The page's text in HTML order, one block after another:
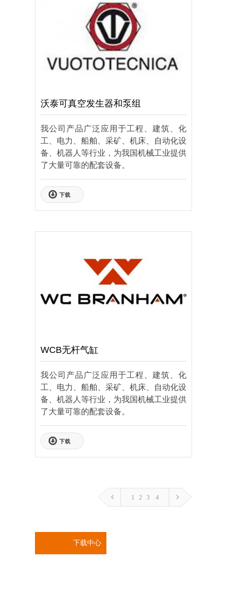
沃泰可真空发生器和泵组
我公司产品广泛应用于工程、建筑、化
工、电力、船舶、采矿、机床、自动化设
备、机器人等行业，为我国机械工业提供
了大量可靠的配套设备。
下载
WCB无杆气缸
我公司产品广泛应用于工程、建筑、化
工、电力、船舶、采矿、机床、自动化设
备、机器人等行业，为我国机械工业提供
了大量可靠的配套设备。
下载
1 2 3 4
下载中心